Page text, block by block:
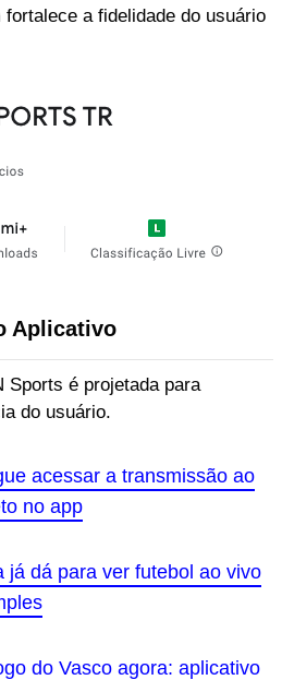
a fidelidade do usuário
Aplicativo
Sports é projetada para
do usuário.
acessar a transmissão ao
no app
já dá para ver futebol ao vivo
do Vasco agora: aplicativo